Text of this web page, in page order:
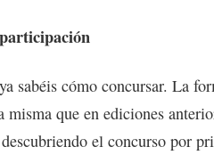
sabéis cómo concursar. La
misma que en ediciones
el concurso por